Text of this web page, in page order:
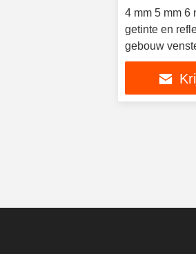
4 mm 5 mm 6
getinte en
gebouw